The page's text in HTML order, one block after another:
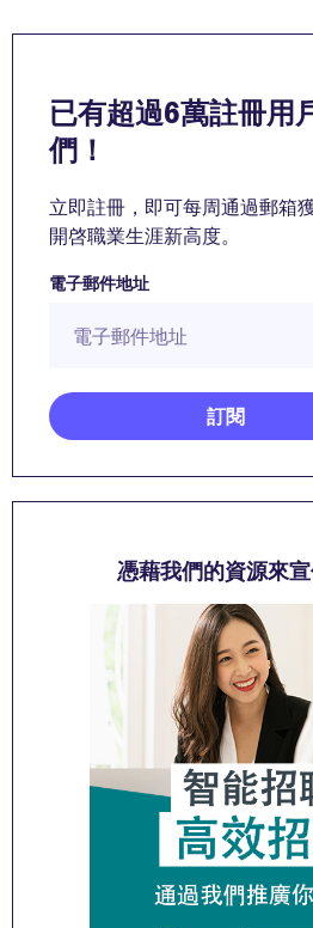
已有超過6萬註冊用
們！
立即註冊，即可每周通過郵箱
開啓職業生涯新高度。
電子郵件地址
憑藉我們的資源來